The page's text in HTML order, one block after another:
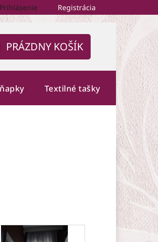
Prihlásenie Registrácia
PRÁZDNY KOŠÍK
Textilné tašky